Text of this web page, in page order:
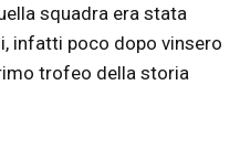
squadra era stata
infatti poco dopo vinsero
trofeo della storia